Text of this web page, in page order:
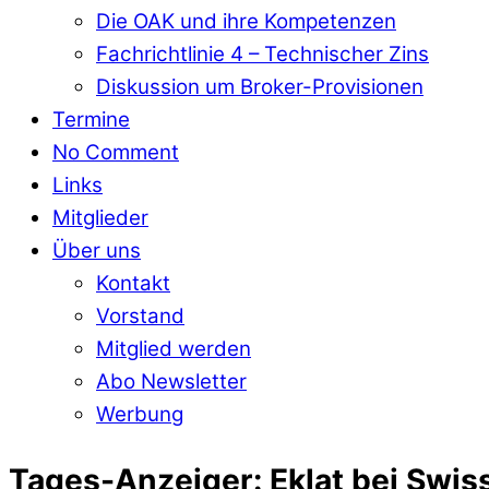
Die OAK und ihre Kompetenzen
Fachrichtlinie 4 – Technischer Zins
Diskussion um Broker-Provisionen
Termine
No Comment
Links
Mitglieder
Über uns
Kontakt
Vorstand
Mitglied werden
Abo Newsletter
Werbung
Tages-Anzeiger: Eklat bei